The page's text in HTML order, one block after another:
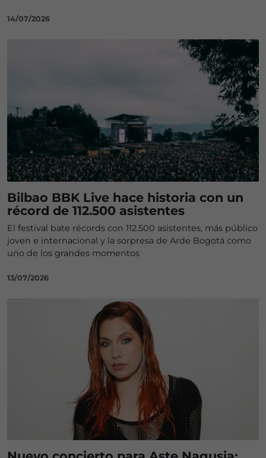
14/07/2026
Bilbao BBK Live hace historia con un
récord de 112.500 asistentes
El festival bate récords con 112.500 asistentes, más público
joven e internacional y la sorpresa de Arde Bogotá como
uno de los grandes momentos
13/07/2026